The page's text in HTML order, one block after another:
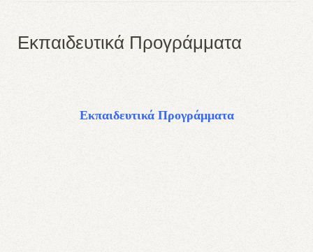
Εκπαιδευτικά Προγράμματα
Εκπαιδευτικά Προγράμματα